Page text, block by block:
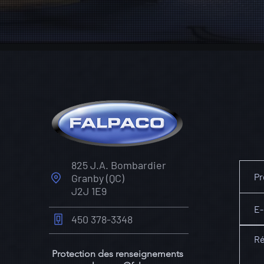
825 J.A. Bombardier
Granby (QC)
J2J 1E9
450 378-3348
Protection des renseignements